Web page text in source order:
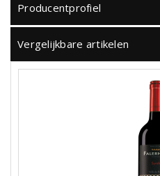
Producentprofiel
Vergelijkbare artikelen